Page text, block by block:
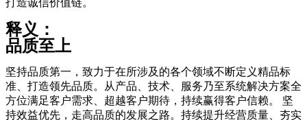
打造诚信价值链。
释义：
品质至上
坚持品质第一，致力于在所涉及的各个领域不断定义精品标
准、打造领先品质。从产品、技术、服务乃至系统解决方案全
方位满足客户需求、超越客户期待，持续赢得客户信赖。 坚
持效益优先，走高品质的发展之路。持续提升经营质量、夯实